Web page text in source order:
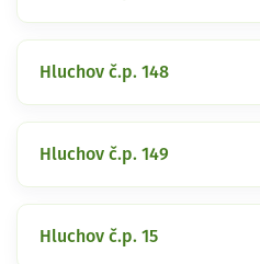
Hluchov č.p. 148
Hluchov č.p. 149
Hluchov č.p. 15